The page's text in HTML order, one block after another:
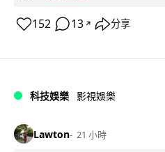
152 13 ↗ 分享
科技娛樂 影視娛樂
Lawton 21 小時